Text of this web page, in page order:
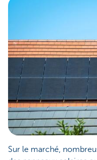
Sur le marché,